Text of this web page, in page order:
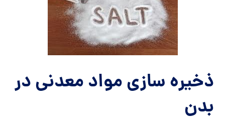
ذخیره سازی مواد معدنی در
بدن